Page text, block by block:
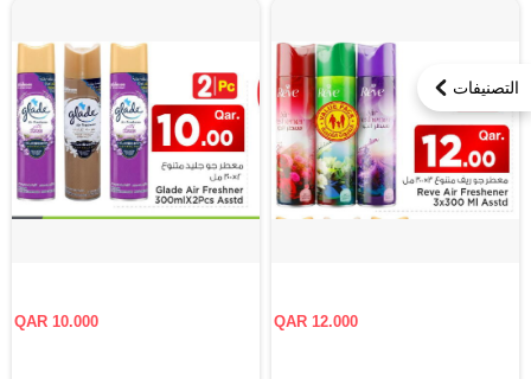
التصنيفات
QAR 12.000
QAR 10.000